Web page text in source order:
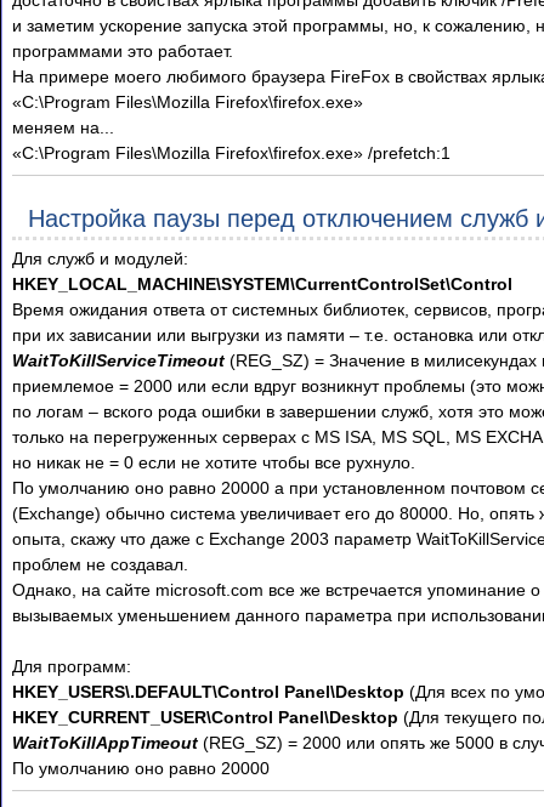
и заметим ускорение запуска этой программы, но, к сожалению,
программами это работает.
На примере моего любимого браузера FireFox в свойствах
«C:\Program Files\Mozilla Firefox\firefox.exe»
меняем на...
«C:\Program Files\Mozilla Firefox\firefox.exe» /prefetch:1
Настройка паузы перед отключением служб
Для служб и модулей:
HKEY_LOCAL_MACHINE\SYSTEM\CurrentControlSet\Control
Время ожидания ответа от системных библиотек, сервисов,
при их зависании или выгрузки из памяти – т.е. остановка или
WaitToKillServiceTimeout (REG_SZ) = Значение в милисекундах
приемлемое = 2000 или если вдруг возникнут проблемы (это
по логам – вского рода ошибки в завершении служб, хотя это
только на перегруженных серверах с MS ISA, MS SQL, MS
но никак не = 0 если не хотите чтобы все рухнуло.
По умолчанию оно равно 20000 а при установленном почтовом
(Exchange) обычно система увеличивает его до 80000. Но, опять
опыта, скажу что даже с Exchange 2003 параметр
проблем не создавал.
Однако, на сайте microsoft.com все же встречается упоминание
вызываемых уменьшением данного параметра при
Для программ:
HKEY_USERS\.DEFAULT\Control Panel\Desktop (Для всех по
HKEY_CURRENT_USER\Control Panel\Desktop (Для текущего
WaitToKillAppTimeout (REG_SZ) = 2000 или опять же 5000 в
По умолчанию оно равно 20000